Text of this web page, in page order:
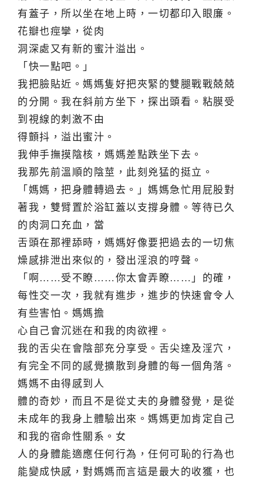
有蓋子，所以坐在地上時，一切都印入眼廉。
花瓣也痙攣，從肉
洞深處又有新的蜜汁溢出。
「快一點吧。」
我把臉貼近。媽媽隻好把夾緊的雙腿戰戰兢兢
的分開。我在斜前方坐下，探出頭看。粘膜受
到視線的刺激不由
得顫抖，溢出蜜汁。
我伸手撫摸陰核，媽媽差點跌坐下去。
我那先前溫順的陰莖，此刻兇猛的挺立。
「媽媽，把身體轉過去。」媽媽急忙用屁股對
著我，雙臂置於浴缸蓋以支撐身體。等待已久
的肉洞口充血，當
舌頭在那裡舔時，媽媽好像要把過去的一切焦
燥感排泄出來似的，發出淫浪的哼聲。
「啊……受不瞭……你太會弄瞭……」的確，
每性交一次，我就有進步，進步的快速會令人
有些害怕。媽媽擔
心自己會沉迷在和我的肉欲裡。
我的舌尖在會陰部充分享受。舌尖達及淫穴，
有完全不同的感覺擴散到身體的每一個角落。
媽媽不由得感到人
體的奇妙，而且不是從丈夫的身體發覺，是從
未成年的我身上體驗出來。媽媽更加肯定自己
和我的宿命性關系。女
人的身體能適應任何行為，任何可恥的行為也
能變成快感，對媽媽而言這是最大的收獲，也